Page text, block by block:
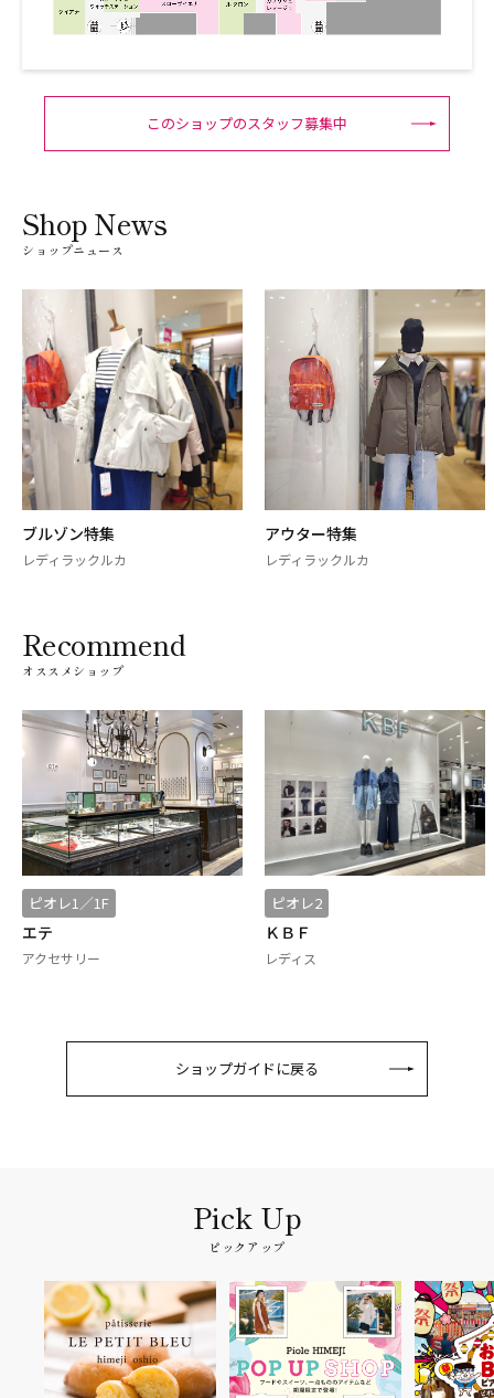
このショップのスタッフ募集中
Shop News
ショップニュース
ブルゾン特集
レディラックルカ
アウター特集
レディラックルカ
Recommend
オススメショップ
ピオレ1／1F
エテ
アクセサリー
ピオレ2
ＫＢＦ
レディス
ショップガイドに戻る
ピックアップ